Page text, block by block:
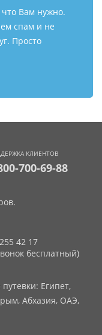
что Вам нужно.
спам и не
Просто
КЛИЕНТОВ
700-69-88
42 17
бесплатный)
Египет,
Абхазия, ОАЭ,